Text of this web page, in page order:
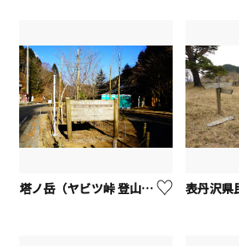
塔ノ岳（ヤビツ峠 登山口）【秦野市】